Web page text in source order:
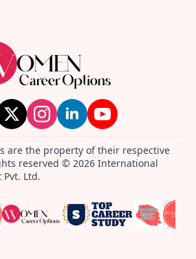
are the property of their respective
reserved © 2026 International
Pvt. Ltd.